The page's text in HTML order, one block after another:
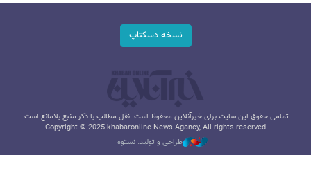
نسخه دسکتاپ
تمامی حقوق این سایت برای خبرآنلاین محفوظ است. نقل مطالب با ذکر منبع بلامانع است.
Copyright © 2025 khabaronline News Agancy, All rights reserved
طراحی و تولید: نستوه